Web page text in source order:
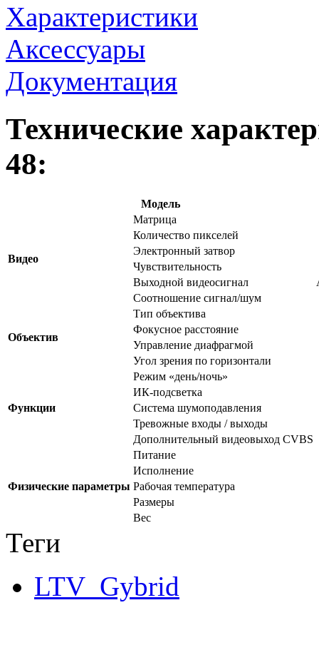
Характеристики
Аксессуары
Документация
Технические
48:
Модель
Видео
Матрица
Количество пикселей
Электронный затвор
Чувствительность
Выходной видеосигнал
Соотношение сигнал/шум
Объектив
Тип объектива
Фокусное расстояние
Управление диафрагмой
Угол зрения по горизонтали
Функции
Режим «день/ночь»
ИК-подсветка
Система шумоподавления
Тревожные входы / выходы
Дополнительный видеовыход CVBS
Физические параметры
Питание
Исполнение
Рабочая температура
Размеры
Вес
Теги
LTV_Gybrid